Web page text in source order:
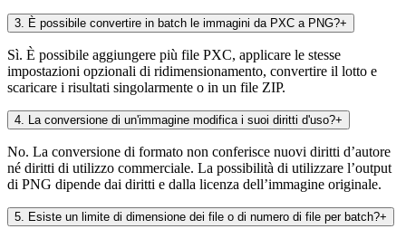
3. È possibile convertire in batch le immagini da PXC a PNG?+
Sì. È possibile aggiungere più file PXC, applicare le stesse
impostazioni opzionali di ridimensionamento, convertire il lotto e
scaricare i risultati singolarmente o in un file ZIP.
4. La conversione di un'immagine modifica i suoi diritti d'uso?+
No. La conversione di formato non conferisce nuovi diritti d’autore
né diritti di utilizzo commerciale. La possibilità di utilizzare l’output
di PNG dipende dai diritti e dalla licenza dell’immagine originale.
5. Esiste un limite di dimensione dei file o di numero di file per batch?+